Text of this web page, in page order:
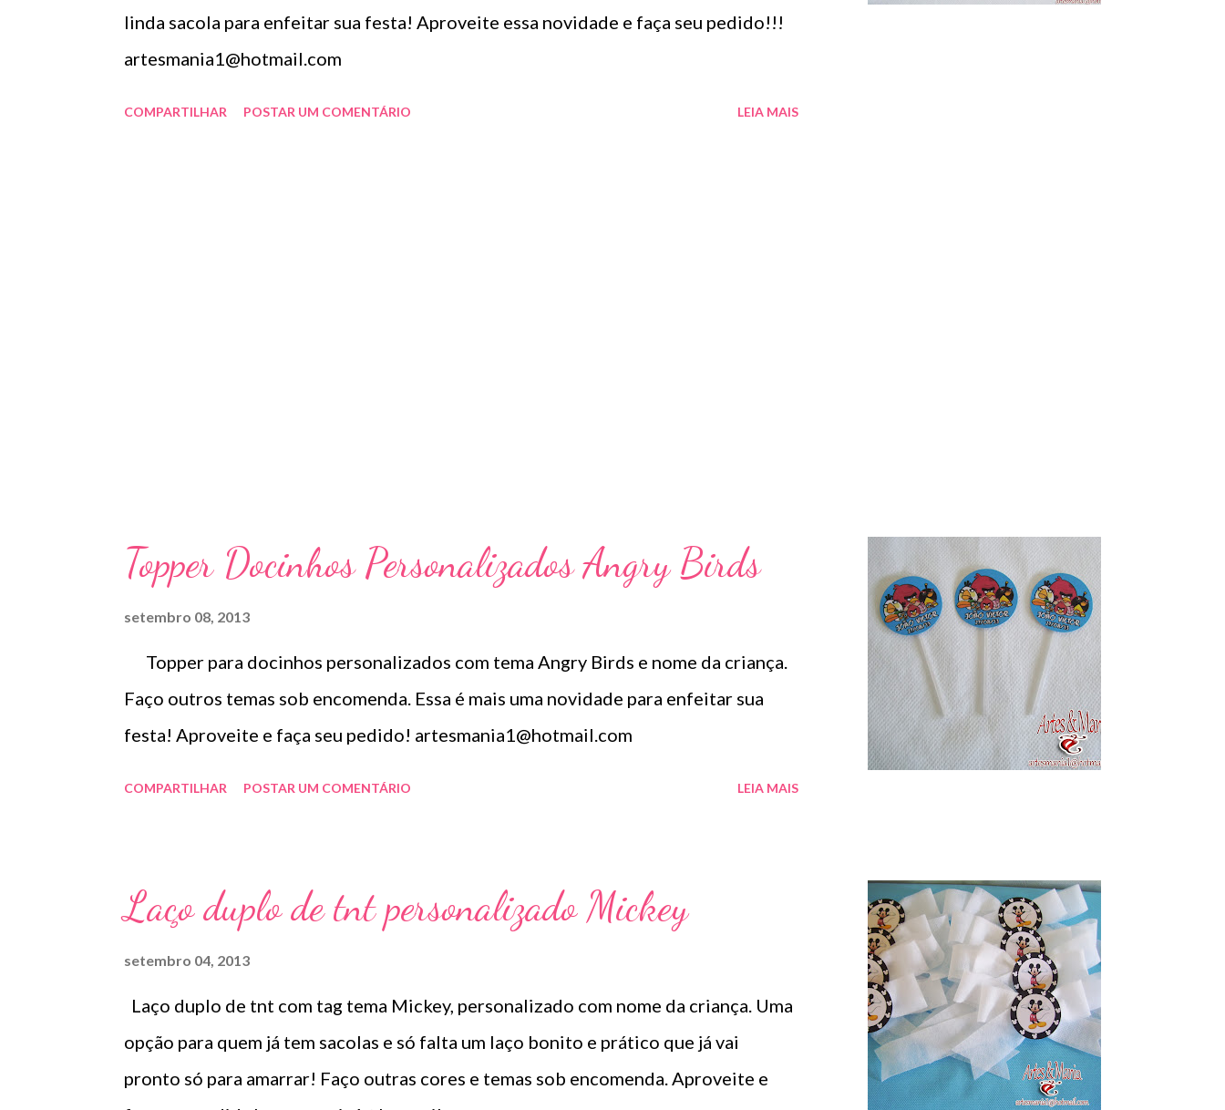
linda sacola para enfeitar sua festa! Aproveite essa novidade e faça seu pedido!!!
artesmania1@hotmail.com
COMPARTILHAR POSTAR UM COMENTÁRIO LEIA MAIS
Topper Docinhos Personalizados Angry Birds
setembro 08, 2013
Topper para docinhos personalizados com tema Angry Birds e nome da criança.
Faço outros temas sob encomenda. Essa é mais uma novidade para enfeitar sua
festa! Aproveite e faça seu pedido! artesmania1@hotmail.com
COMPARTILHAR POSTAR UM COMENTÁRIO LEIA MAIS
Laço duplo de tnt personalizado Mickey
setembro 04, 2013
Laço duplo de tnt com tag tema Mickey, personalizado com nome da criança. Uma
opção para quem já tem sacolas e só falta um laço bonito e prático que já vai
pronto só para amarrar! Faço outras cores e temas sob encomenda. Aproveite e